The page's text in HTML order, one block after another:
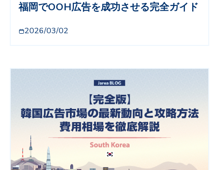
福岡でOOH広告を成功させる完全ガイド
2026/03/02